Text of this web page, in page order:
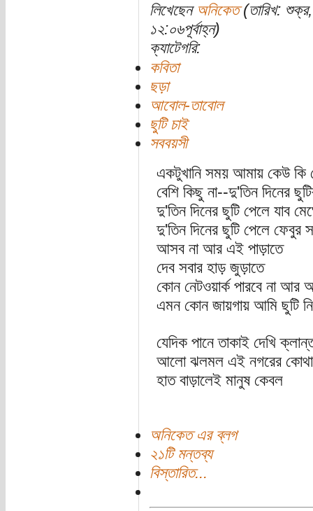
লিখেছেন অনিকেত(তারিখ:
১২:০৬পূর্বাহ্ন)
ক্যাটেগরি:
কবিতা
ছড়া
আবোল-তাবোল
ছুটি চাই
সববয়সী
একটুখানি সময় আমায় কেউ কি
বেশি কিছু না--দু'তিন দিনের
দু'তিন দিনের ছুটি পেলে যাব
দু'তিন দিনের ছুটি পেলে ফেবুর
আসব না আর এই পাড়াতে
দেব সবার হাড় জুড়াতে
কোন নেটওয়ার্ক পারবে না আর
এমন কোন জায়গায় আমি ছুটি
যেদিক পানে তাকাই দেখি
আলো ঝলমল এই নগরের
হাত বাড়ালেই মানুষ কেবল
অনিকেত এর ব্লগ
২১টি মন্তব্য
বিস্তারিত...